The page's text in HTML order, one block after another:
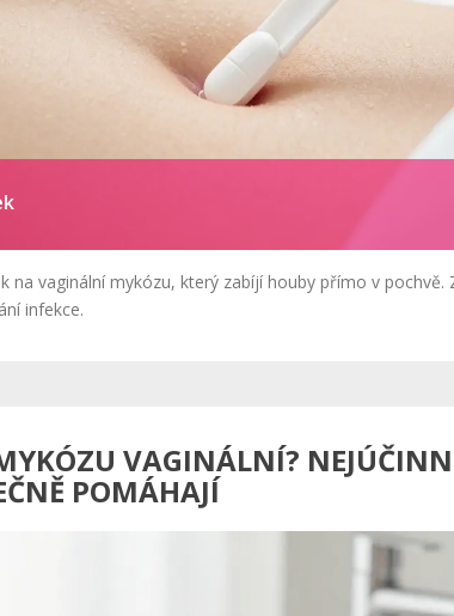
na vaginální mykózu, který zabíjí houby přímo v
infekce.
VAGINÁLNÍ?
POMÁHAJÍ